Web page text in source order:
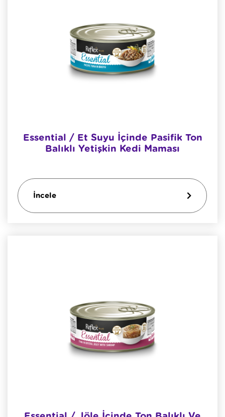
Essential / Et Suyu İçinde Pasifik Ton
Balıklı Yetişkin Kedi Maması
İncele